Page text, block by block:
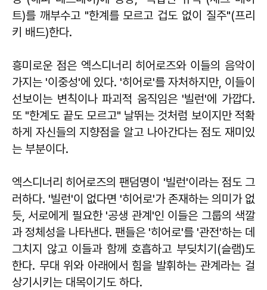
트)를 깨부수고 "한계를 모르고 겁도 없이 질주"(프리
키 배드)한다.
흥미로운 점은 엑스디너리 히어로즈와 이들의 음악이
가지는 '이중성'에 있다. '히어로'를 자처하지만, 이들이
선보이는 변칙이나 파괴적 움직임은 '빌런'에 가깝다.
또 "한계도 끝도 모르고" 날뛰는 것처럼 보이지만 적확
하게 자신들의 지향점을 알고 나아간다는 점도 재미있
는 부분이다.
엑스디너리 히어로즈의 팬덤명이 '빌런'이라는 점도 그
러하다. '빌런'이 없다면 '히어로'가 존재하는 의미가 없
듯, 서로에게 필요한 '공생 관계'인 이들은 그룹의 색깔
과 정체성을 나타낸다. 팬들은 '히어로'를 '관전'하는 데
그치지 않고 이들과 함께 호흡하고 부딪치기(슬램)도
한다. 무대 위와 아래에서 힘을 발휘하는 관계라는 걸
상기시키는 대목이기도 하다.